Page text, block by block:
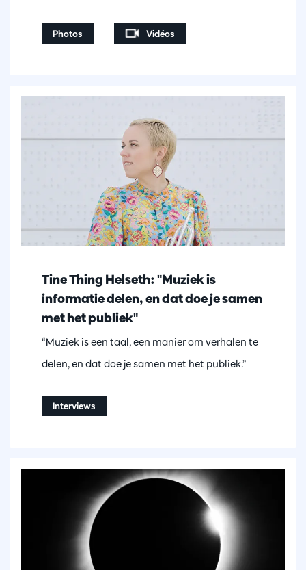
Photos Vidéos
Tine Thing Helseth: "Muziek is
informatie delen, en dat doe je samen
met het publiek"
“Muziek is een taal, een manier om verhalen te
delen, en dat doe je samen met het publiek.”
Interviews